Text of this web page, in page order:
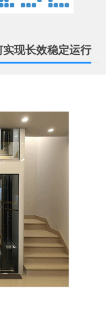
现长效稳定运行